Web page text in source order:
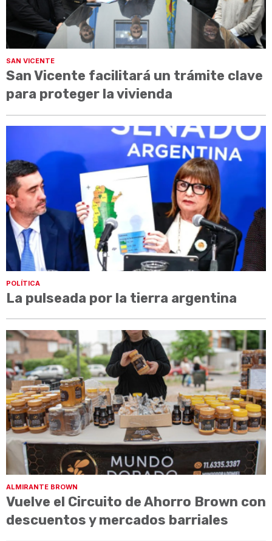
SAN VICENTE
San Vicente facilitará un trámite clave
para proteger la vivienda
POLÍTICA
La pulseada por la tierra argentina
ALMIRANTE BROWN
Vuelve el Circuito de Ahorro Brown con
descuentos y mercados barriales